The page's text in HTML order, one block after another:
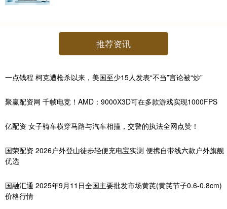
推荐资讯
一点钱程 柯克遭枪杀以来，美国至少15人发表“不当”言论被“炒”
聚赢配资网 千帧电竞！AMD：9000X3D可在多款游戏实现1000FPS
亿配资 女子骑车横穿马路与汽车相撞，交警的执法全网点赞！
国荣配资 2026户外登山徒步轻便充电宝实测 便携自带线六款户外旗舰
优选
国融汇通 2025年9月11日全国主要批发市场黄芪(黄芪节子0.6-0.8cm)
价格行情